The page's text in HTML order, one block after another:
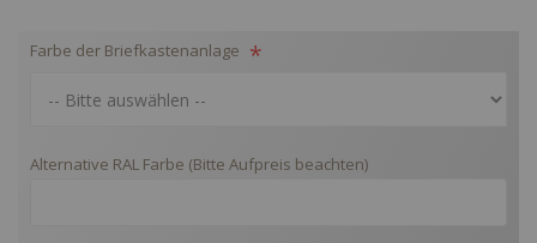
Farbe der Briefkastenanlage
Alternative RAL Farbe (Bitte Aufpreis beachten)